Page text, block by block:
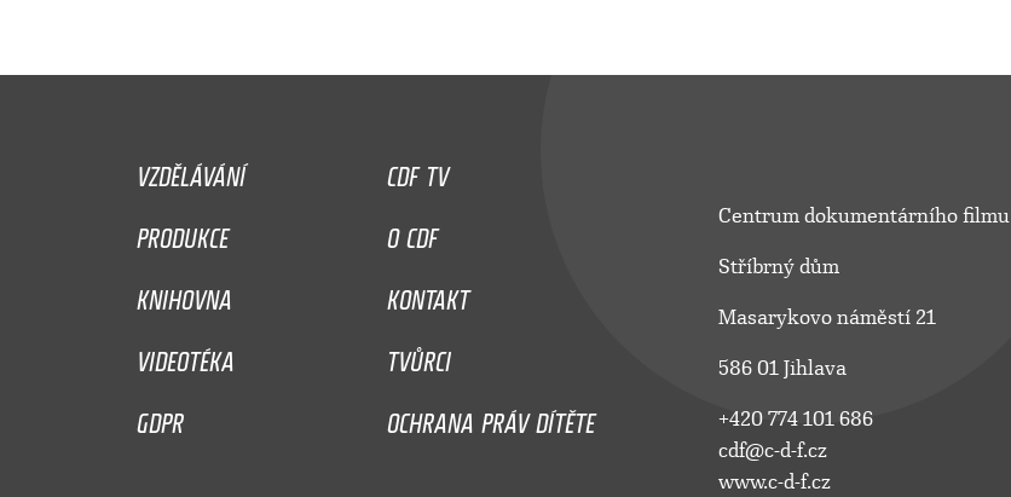
VZDĚLÁVÁNÍ
CDF TV
PRODUKCE
O CDF
KNIHOVNA
KONTAKT
VIDEOTÉKA
TVŮRCI
GDPR
OCHRANA PRÁV DÍTĚTE
Centrum dokumentárního filmu
Stříbrný dům
Masarykovo náměstí 21
586 01 Jihlava
+420 774 101 686
cdf@c-d-f.cz
www.c-d-f.cz